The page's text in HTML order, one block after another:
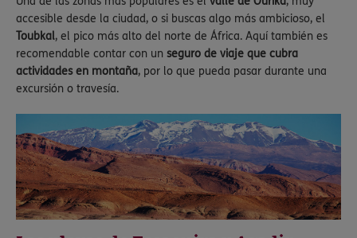
accesible desde la ciudad, o si buscas algo más ambicioso, el
Toubkal, el pico más alto del norte de África. Aquí también es
recomendable contar con un seguro de viaje que cubra
actividades en montaña, por lo que pueda pasar durante una
excursión o travesía.